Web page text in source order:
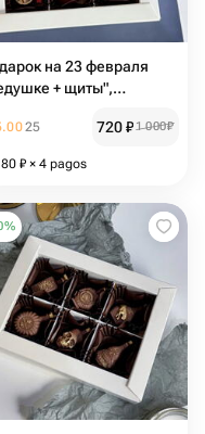
на 23 февраля
+ щиты",
шоколада
25 720₽1 000₽
₽ × 4 pagos
%